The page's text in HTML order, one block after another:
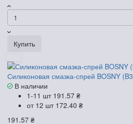
Купить
Силиконовая смазка-спрей BOSNY
В наличии
1-11 шт 191.57 ₴
от 12 шт 172.40 ₴
191.57 ₴